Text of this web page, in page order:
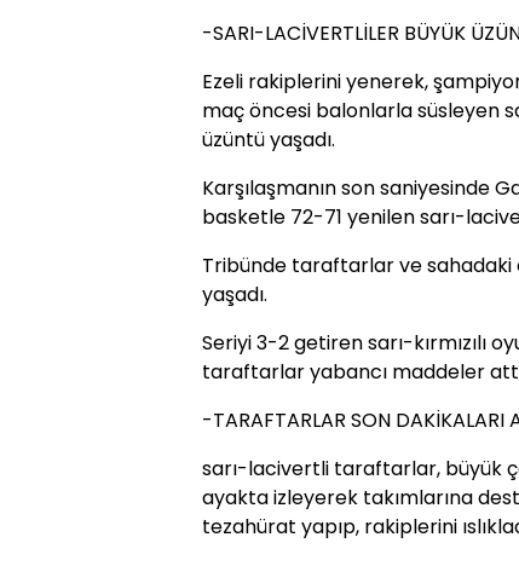
-SARI-LACİVERTLİLER BÜYÜK
Ezeli rakiplerini yenerek,
maç öncesi balonlarla süsleyen
üzüntü yaşadı.
Karşılaşmanın son saniyesinde
basketle 72-71 yenilen sarı-
Tribünde taraftarlar ve sahadaki
yaşadı.
Seriyi 3-2 getiren sarı-kırmızılı
taraftarlar yabancı maddeler
-TARAFTARLAR SON DAKİKALARI
sarı-lacivertli taraftarlar, büyük
ayakta izleyerek takımlarına
tezahürat yapıp, rakiplerini